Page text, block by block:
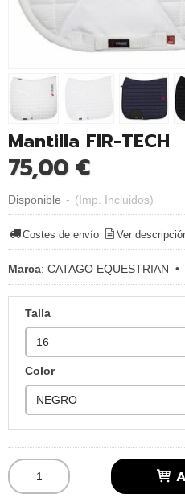
Mantilla FIR-TECH
75,00 €
Disponible - (Imp. Incluidos)
Costes de envío Ver
Marca: CATAGO EQUESTRIAN •
Talla
Color